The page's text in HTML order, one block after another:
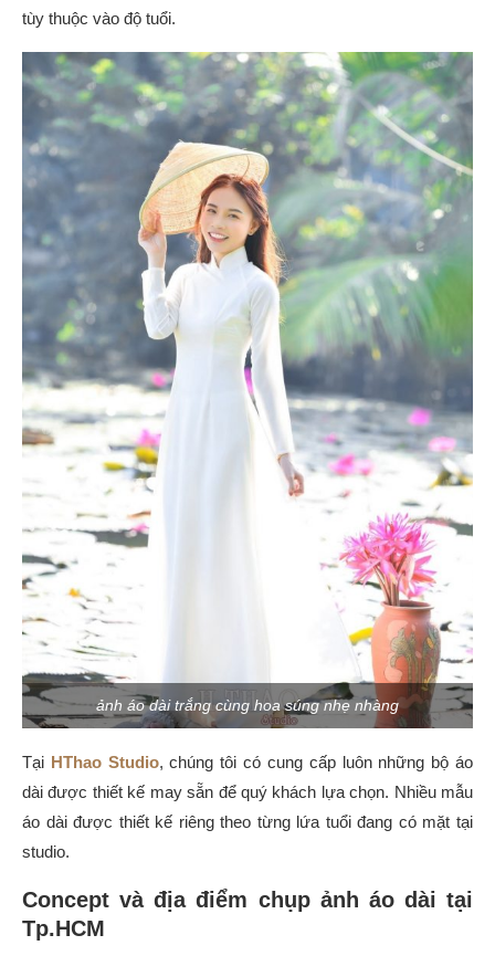
tùy thuộc vào độ tuổi.
ảnh áo dài trắng cùng hoa súng nhẹ nhàng
Tại HThao Studio, chúng tôi có cung cấp luôn những bộ áo
dài được thiết kế may sẵn để quý khách lựa chọn. Nhiều mẫu
áo dài được thiết kế riêng theo từng lứa tuổi đang có mặt tại
studio.
Concept và địa điểm chụp ảnh áo dài tại
Tp.HCM